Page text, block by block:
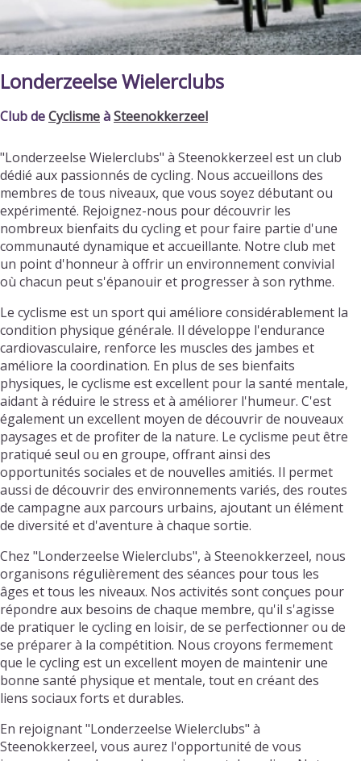
Londerzeelse Wielerclubs
Club deCyclismeàSteenokkerzeel
"Londerzeelse Wielerclubs" à Steenokkerzeel est un club
dédié aux passionnés de cycling. Nous accueillons des
membres de tous niveaux, que vous soyez débutant ou
expérimenté. Rejoignez-nous pour découvrir les
nombreux bienfaits du cycling et pour faire partie d'une
communauté dynamique et accueillante. Notre club met
un point d'honneur à offrir un environnement convivial
où chacun peut s'épanouir et progresser à son rythme.
Le cyclisme est un sport qui améliore considérablement la
condition physique générale. Il développe l'endurance
cardiovasculaire, renforce les muscles des jambes et
améliore la coordination. En plus de ses bienfaits
physiques, le cyclisme est excellent pour la santé mentale,
aidant à réduire le stress et à améliorer l'humeur. C'est
également un excellent moyen de découvrir de nouveaux
paysages et de profiter de la nature. Le cyclisme peut être
pratiqué seul ou en groupe, offrant ainsi des
opportunités sociales et de nouvelles amitiés. Il permet
aussi de découvrir des environnements variés, des routes
de campagne aux parcours urbains, ajoutant un élément
de diversité et d'aventure à chaque sortie.
Chez "Londerzeelse Wielerclubs", à Steenokkerzeel, nous
organisons régulièrement des séances pour tous les
âges et tous les niveaux. Nos activités sont conçues pour
répondre aux besoins de chaque membre, qu'il s'agisse
de pratiquer le cycling en loisir, de se perfectionner ou de
se préparer à la compétition. Nous croyons fermement
que le cycling est un excellent moyen de maintenir une
bonne santé physique et mentale, tout en créant des
liens sociaux forts et durables.
En rejoignant "Londerzeelse Wielerclubs" à
Steenokkerzeel, vous aurez l'opportunité de vous